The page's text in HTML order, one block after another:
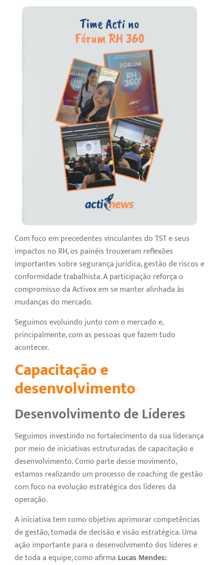
Com foco em precedentes vinculantes do TST e seus
impactos no RH, os painéis trouxeram reflexões
importantes sobre segurança jurídica, gestão de riscos e
conformidade trabalhista. A participação reforça o
compromisso da Activox em se manter alinhada às
mudanças do mercado.
Seguimos evoluindo junto com o mercado e,
principalmente, com as pessoas que fazem tudo
acontecer.
Capacitação e
desenvolvimento
Desenvolvimento de Líderes
Seguimos investindo no fortalecimento da sua liderança
por meio de iniciativas estruturadas de capacitação e
desenvolvimento. Como parte desse movimento,
estamos realizando um processo de coaching de gestão
com foco na evolução estratégica dos líderes da
operação.
A iniciativa tem como objetivo aprimorar competências
de gestão, tomada de decisão e visão estratégica. Uma
ação importante para o desenvolvimento dos líderes e
de toda a equipe, como afirma Lucas Mendes: